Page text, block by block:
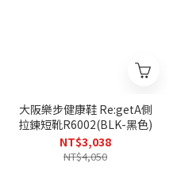
大阪樂步健康鞋 Re:getA側
拉鍊短靴R6002(BLK-黑色)
NT$3,038
NT$4,050